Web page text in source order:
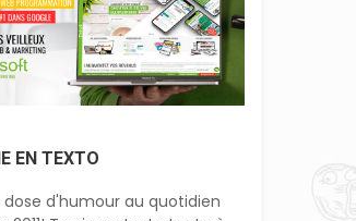
EN TEXTO
dose d'humour au quotidien